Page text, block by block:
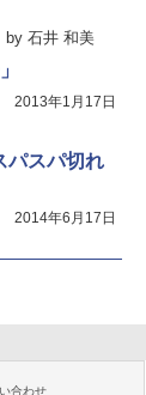
by 石井 和美
2013年1月17日
パスパ切れ
2014年6月17日
合わせ